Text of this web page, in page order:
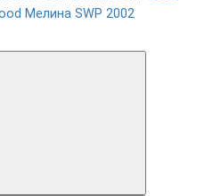
Мелина SWP 2002